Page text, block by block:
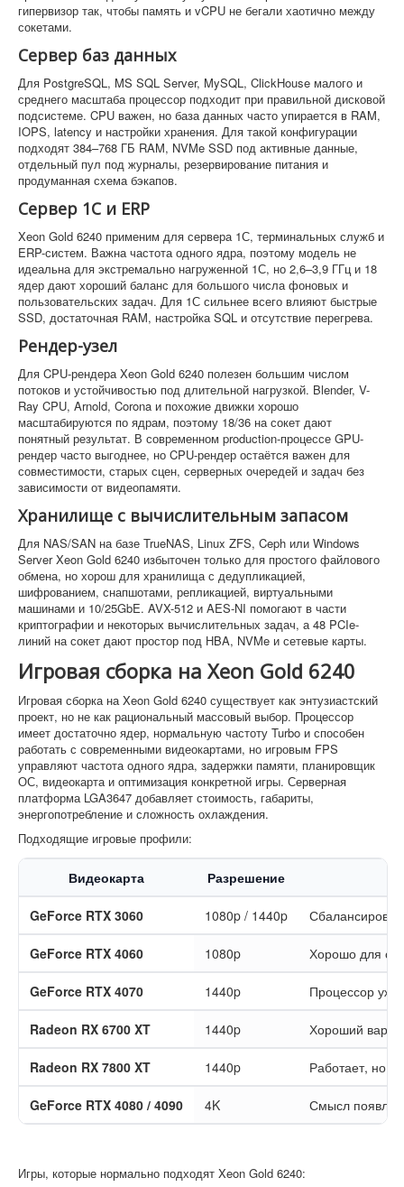
гипервизор так, чтобы память и vCPU не бегали хаотично между
сокетами.
Сервер баз данных
Для PostgreSQL, MS SQL Server, MySQL, ClickHouse малого и
среднего масштаба процессор подходит при правильной дисковой
подсистеме. CPU важен, но база данных часто упирается в RAM,
IOPS, latency и настройки хранения. Для такой конфигурации
подходят 384–768 ГБ RAM, NVMe SSD под активные данные,
отдельный пул под журналы, резервирование питания и
продуманная схема бэкапов.
Сервер 1С и ERP
Xeon Gold 6240 применим для сервера 1С, терминальных служб и
ERP-систем. Важна частота одного ядра, поэтому модель не
идеальна для экстремально нагруженной 1С, но 2,6–3,9 ГГц и 18
ядер дают хороший баланс для большого числа фоновых и
пользовательских задач. Для 1С сильнее всего влияют быстрые
SSD, достаточная RAM, настройка SQL и отсутствие перегрева.
Рендер-узел
Для CPU-рендера Xeon Gold 6240 полезен большим числом
потоков и устойчивостью под длительной нагрузкой. Blender, V-
Ray CPU, Arnold, Corona и похожие движки хорошо
масштабируются по ядрам, поэтому 18/36 на сокет дают
понятный результат. В современном production-процессе GPU-
рендер часто выгоднее, но CPU-рендер остаётся важен для
совместимости, старых сцен, серверных очередей и задач без
зависимости от видеопамяти.
Хранилище с вычислительным запасом
Для NAS/SAN на базе TrueNAS, Linux ZFS, Ceph или Windows
Server Xeon Gold 6240 избыточен только для простого файлового
обмена, но хорош для хранилища с дедупликацией,
шифрованием, снапшотами, репликацией, виртуальными
машинами и 10/25GbE. AVX-512 и AES-NI помогают в части
криптографии и некоторых вычислительных задач, а 48 PCIe-
линий на сокет дают простор под HBA, NVMe и сетевые карты.
Игровая сборка на Xeon Gold 6240
Игровая сборка на Xeon Gold 6240 существует как энтузиастский
проект, но не как рациональный массовый выбор. Процессор
имеет достаточно ядер, нормальную частоту Turbo и способен
работать с современными видеокартами, но игровым FPS
управляют частота одного ядра, задержки памяти, планировщик
ОС, видеокарта и оптимизация конкретной игры. Серверная
платформа LGA3647 добавляет стоимость, габариты,
энергопотребление и сложность охлаждения.
Подходящие игровые профили:
Видеокарта Разрешение
GeForce RTX 3060 1080p / 1440p
GeForce RTX 4060 1080p Хорошо для
GeForce RTX 4070 1440p Процессор уже
Radeon RX 6700 XT 1440p Хороший
Radeon RX 7800 XT 1440p Работает, но
GeForce RTX 4080 / 4090 4K Смысл
Игры, которые нормально подходят Xeon Gold 6240: